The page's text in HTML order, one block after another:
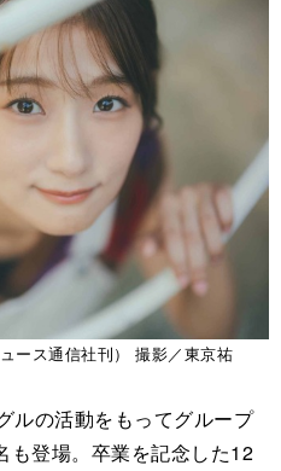
ース通信社刊） 撮影／東京祐
ルの活動をもってグループ
も登場。卒業を記念した12